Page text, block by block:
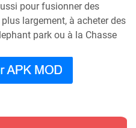
pour fusionner des
largement, à acheter des
park ou à la Chasse